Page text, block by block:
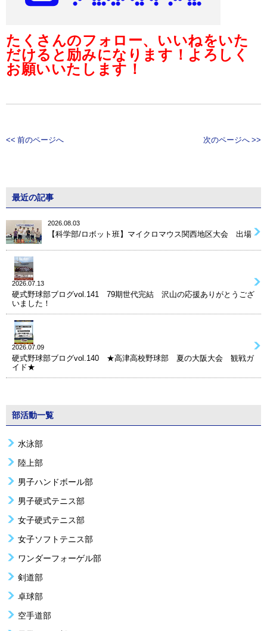
たくさんのフォロー、いいねをいた
だけると励みになります！よろしく
お願いいたします！
<< 前のページへ 次のページへ >>
最近の記事
2026.08.03
【科学部/ロボット班】マイクロマウス関西地区大会 出場
2026.07.13
硬式野球部ブログvol.141 79期世代完結 沢山の応援ありがとうござ
いました！
2026.07.09
硬式野球部ブログvol.140 ★高津高校野球部 夏の大阪大会 観戦ガ
イド★
部活動一覧
水泳部
陸上部
男子ハンドボール部
男子硬式テニス部
女子硬式テニス部
女子ソフトテニス部
ワンダーフォーゲル部
剣道部
卓球部
空手道部